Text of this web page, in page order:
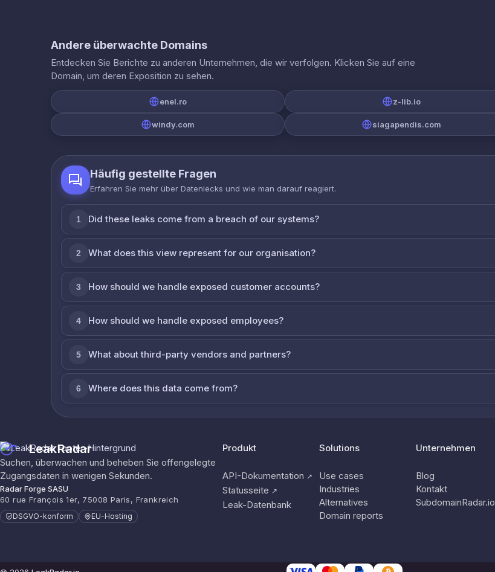
Andere überwachte Domains
Entdecken Sie Berichte zu anderen Unternehmen, die wir verfolgen. Klicken Sie auf eine
Domain, um deren Exposition zu sehen.
enel.ro z-lib.io
windy.com siagapendis.com
Häufig gestellte Fragen
Erfahren Sie mehr über Datenlecks und wie man darauf reagiert.
1 Did these leaks come from a breach of our systems?
2 What does this view represent for our organisation?
3 How should we handle exposed customer accounts?
4 How should we handle exposed employees?
5 What about third-party vendors and partners?
6 Where does this data come from?
LeakRadar
Suchen, überwachen und beheben Sie offengelegte
Zugangsdaten in wenigen Sekunden.
Radar Forge SASU
60 rue François 1er, 75008 Paris, Frankreich
DSGVO-konform EU-Hosting
Produkt
API-Dokumentation ↗
Statusseite ↗
Leak-Datenbank
Solutions
Use cases
Industries
Alternatives
Domain reports
Unternehmen
Blog
Kontakt
SubdomainRadar.io